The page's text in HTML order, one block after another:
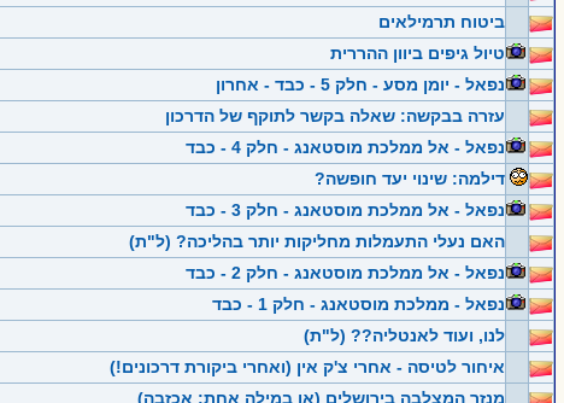
ביטוח תרמילאים
טיול גיפים ביוון ההררית
נפאל - יומן מסע - חלק 5 - כבד - אחרון
עזרה בבקשה: שאלה בקשר לתוקף של הדרכון
נפאל - אל ממלכת מוסטאנג - חלק 4 - כבד
דילמה: שינוי יעד חופשה?
נפאל - אל ממלכת מוסטאנג - חלק 3 - כבד
האם נעלי התעמלות מחליקות יותר בהליכה? (ל"ת)
נפאל - אל ממלכת מוסטאנג - חלק 2 - כבד
נפאל - ממלכת מוסטאנג - חלק 1 - כבד
לנו, ועוד לאנטליה?? (ל"ת)
איחור לטיסה - אחרי צ'ק אין (ואחרי ביקורת דרכונים!)
מנזר המצלבה בירושלים (או במילה אחת: אכזבה)